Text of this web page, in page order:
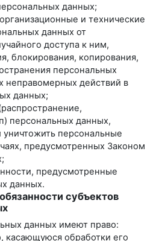
данных;
и технические
данных от
доступа к ним,
блокирования, копирования,
персональных
неправомерных действий в
данных;
персональных данных,
уничтожить персональные
предусмотренных Законом
предусмотренные
данных.
субъектов
данных имеют право:
касающуюся обработки его